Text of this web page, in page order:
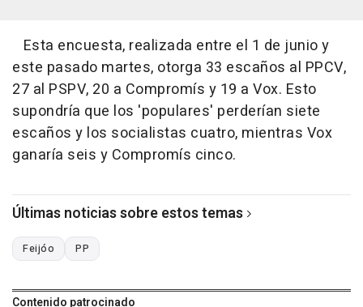
Esta encuesta, realizada entre el 1 de junio y
este pasado martes, otorga 33 escaños al PPCV,
27 al PSPV, 20 a Compromís y 19 a Vox. Esto
supondría que los 'populares' perderían siete
escaños y los socialistas cuatro, mientras Vox
ganaría seis y Compromís cinco.
Últimas noticias sobre estos temas
Feijóo PP
Contenido patrocinado